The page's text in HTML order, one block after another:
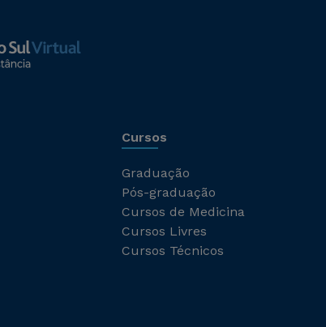
Cursos
Graduação
Pós-graduação
Cursos de Medicina
Cursos Livres
Cursos Técnicos